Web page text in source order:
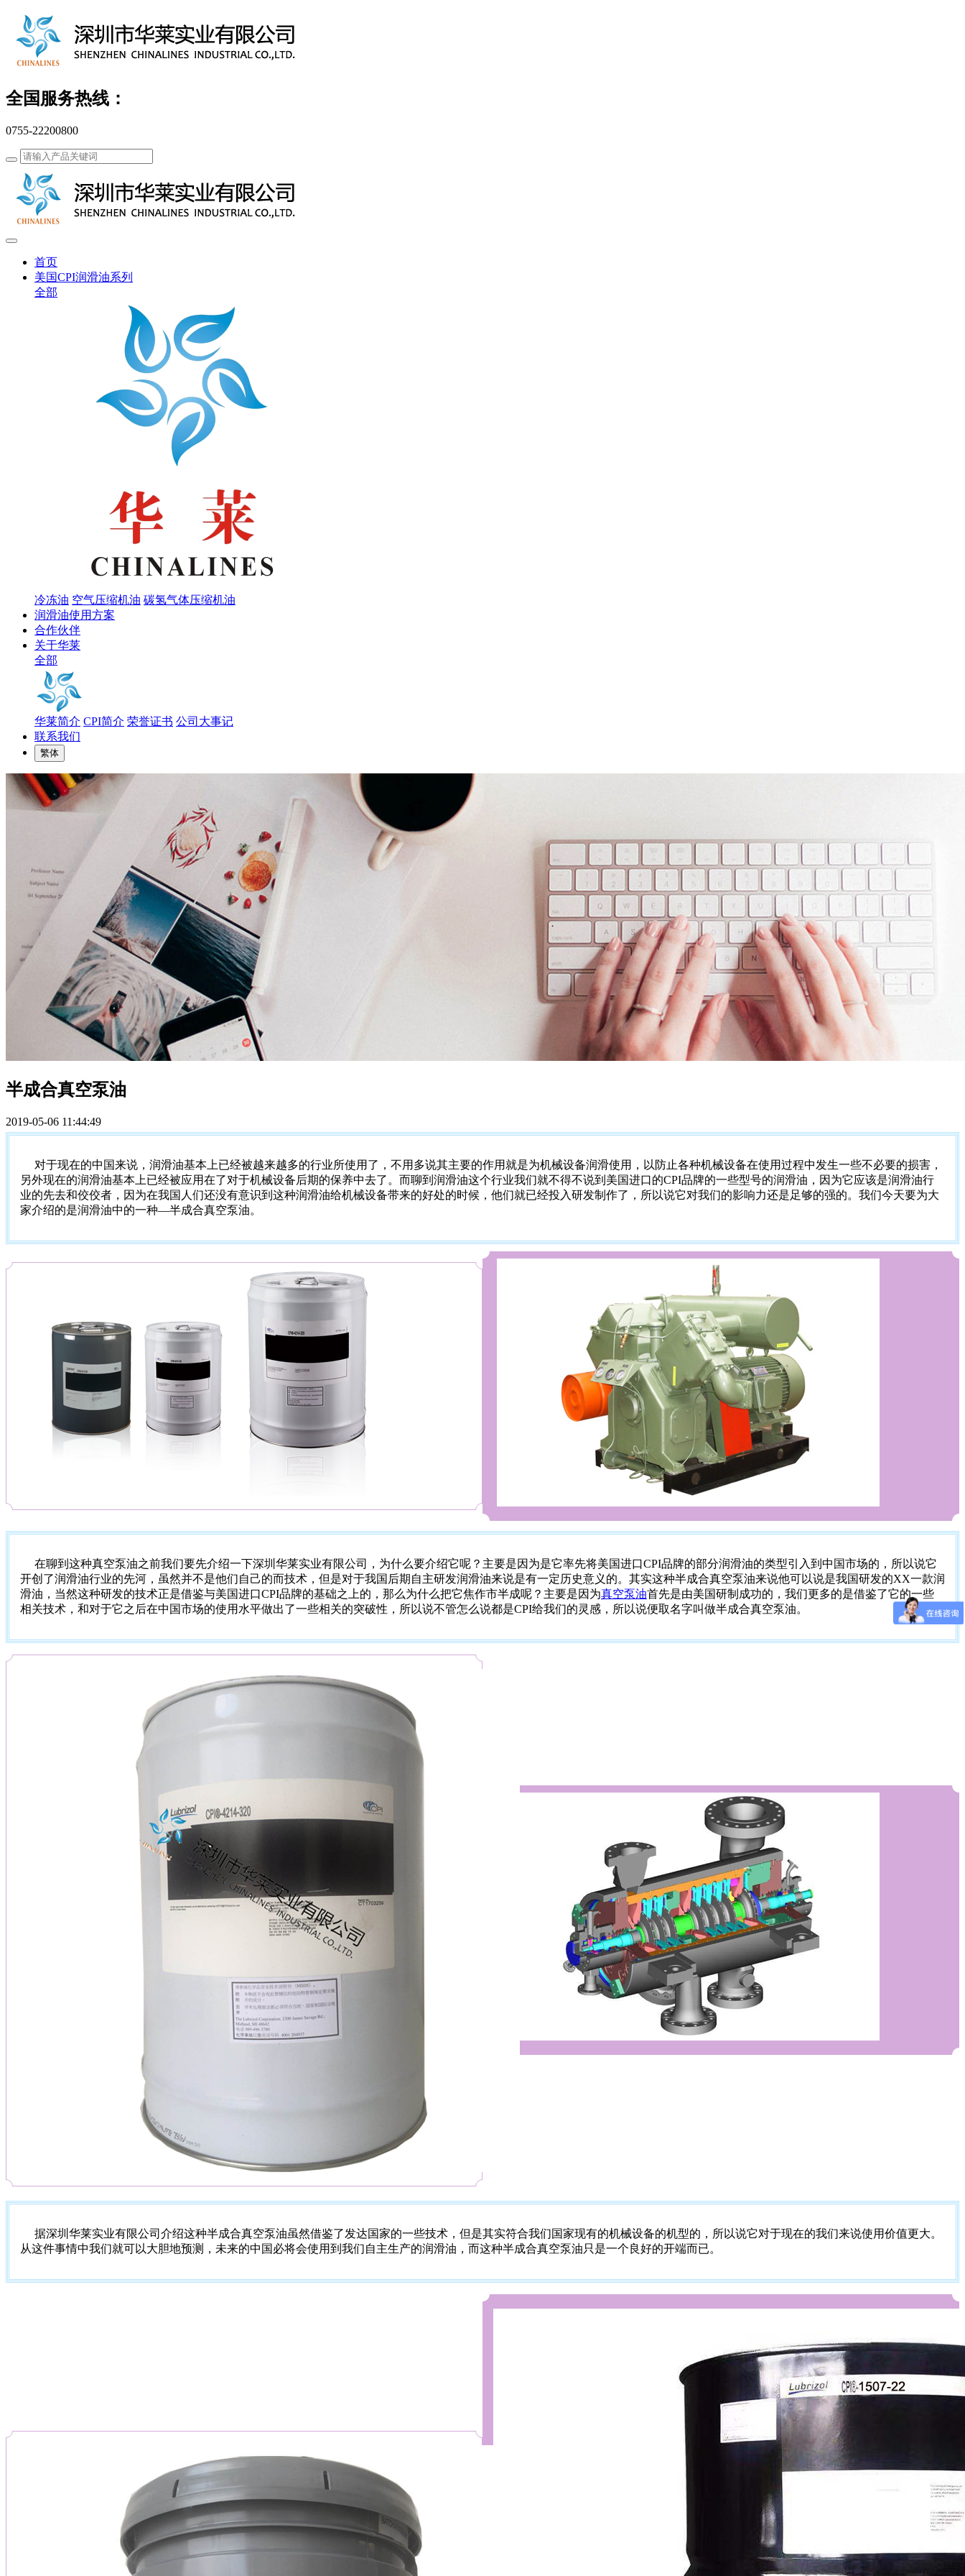
全国服务热线：
0755-22200800
首页
美国CPI润滑油系列
全部
冷冻油 空气压缩机油 碳氢气体压缩机油
润滑油使用方案
合作伙伴
关于华莱
全部
华莱简介 CPI简介 荣誉证书 公司大事记
联系我们
繁体
半成合真空泵油
2019-05-06 11:44:49
对于现在的中国来说，润滑油基本上已经被越来越多的行业所使用了，不用多说其主要的作用就是为机械设备润滑使用，以防止各种机械设备在使用过程中发生一些不必要的损害，
另外现在的润滑油基本上已经被应用在了对于机械设备后期的保养中去了。而聊到润滑油这个行业我们就不得不说到美国进口的CPI品牌的一些型号的润滑油，因为它应该是润滑油行
业的先去和佼佼者，因为在我国人们还没有意识到这种润滑油给机械设备带来的好处的时候，他们就已经投入研发制作了，所以说它对我们的影响力还是足够的强的。我们今天要为大
家介绍的是润滑油中的一种—半成合真空泵油。
在聊到这种真空泵油之前我们要先介绍一下深圳华莱实业有限公司，为什么要介绍它呢？主要是因为是它率先将美国进口CPI品牌的部分润滑油的类型引入到中国市场的，所以说它
开创了润滑油行业的先河，虽然并不是他们自己的而技术，但是对于我国后期自主研发润滑油来说是有一定历史意义的。其实这种半成合真空泵油来说他可以说是我国研发的XX一款润
滑油，当然这种研发的技术正是借鉴与美国进口CPI品牌的基础之上的，那么为什么把它焦作市半成呢？主要是因为真空泵油首先是由美国研制成功的，我们更多的是借鉴了它的一些
相关技术，和对于它之后在中国市场的使用水平做出了一些相关的突破性，所以说不管怎么说都是CPI给我们的灵感，所以说便取名字叫做半成合真空泵油。
据深圳华莱实业有限公司介绍这种半成合真空泵油虽然借鉴了发达国家的一些技术，但是其实符合我们国家现有的机械设备的机型的，所以说它对于现在的我们来说使用价值更大。
从这件事情中我们就可以大胆地预测，未来的中国必将会使用到我们自主生产的润滑油，而这种半成合真空泵油只是一个良好的开端而已。